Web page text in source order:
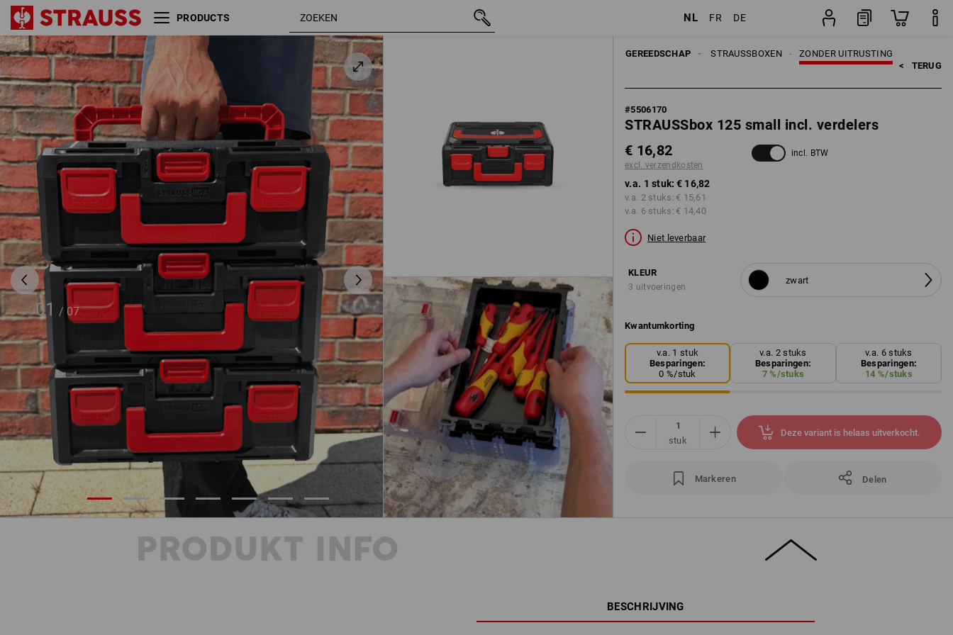
PRODUCTS NL FR DE
01 / 07
GEREEDSCHAP ZONDER UITRUSTING
STRAUSSBOXEN
STRAUSSBOX SYSTEEM
< TERUG
#5506170
STRAUSSbox 125 small incl. verdelers
€ 16,82
excl. verzendkosten
incl. BTW
v.a. 1 stuk: € 16,82
v.a. 2 stuks: € 15,61
v.a. 6 stuks: € 14,40
Niet leverbaar
KLEUR
3 uitvoeringen
zwart
Kwantumkorting
v.a. 1 stuk
Besparingen:
0 %/stuk
v.a. 2 stuks
Besparingen:
7%/stuks
v.a. 6 stuks
Besparingen:
14 %/stuks
stuk
Deze variant is helaas uitverkocht.
Markeren Delen
STRAUSSbox 125 small incl.
verdelers
zwart € 16,82
PRODUKT INFO
BESCHRIJVING